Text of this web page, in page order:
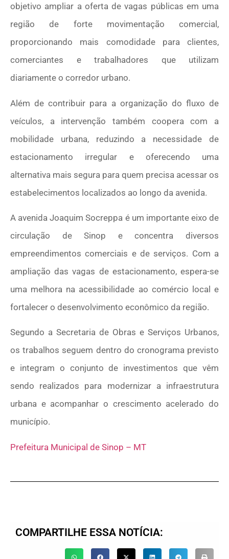
objetivo ampliar a oferta de vagas públicas em uma
região de forte movimentação comercial,
proporcionando mais comodidade para clientes,
comerciantes e trabalhadores que utilizam
diariamente o corredor urbano.
Além de contribuir para a organização do fluxo de
veículos, a intervenção também coopera com a
mobilidade urbana, reduzindo a necessidade de
estacionamento irregular e oferecendo uma
alternativa mais segura para quem precisa acessar os
estabelecimentos localizados ao longo da avenida.
A avenida Joaquim Socreppa é um importante eixo de
circulação de Sinop e concentra diversos
empreendimentos comerciais e de serviços. Com a
ampliação das vagas de estacionamento, espera-se
uma melhora na acessibilidade ao comércio local e
fortalecer o desenvolvimento econômico da região.
Segundo a Secretaria de Obras e Serviços Urbanos,
os trabalhos seguem dentro do cronograma previsto
e integram o conjunto de investimentos que vêm
sendo realizados para modernizar a infraestrutura
urbana e acompanhar o crescimento acelerado do
município.
Prefeitura Municipal de Sinop – MT
COMPARTILHE ESSA NOTÍCIA: